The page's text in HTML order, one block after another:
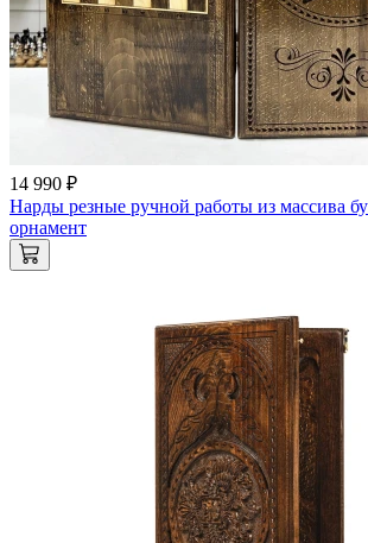
14 990 ₽
Нарды резные ручной работы из массива
орнамент